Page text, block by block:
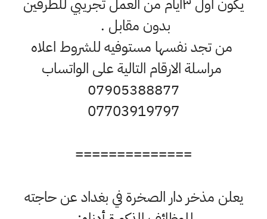
بدون مقابل .
‌‎ مراسلة الارقام التالية على الواتساب
07905388877
07703919797
==============
يعلن مذخر دار الصخرة في بغداد عن حاجته